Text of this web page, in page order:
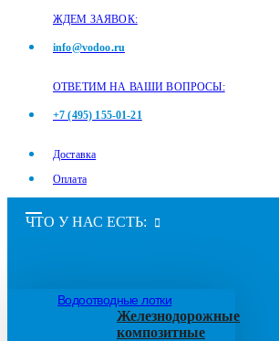
ЖДЕМ ЗАЯВОК:
info@vodoo.ru
ОТВЕТИМ НА ВАШИ ВОПРОСЫ:
+7 (495) 155-01-21
Доставка
Оплата
ЧТО У НАС ЕСТЬ:
Водоотводные лотки
Железнодорожные
композитные